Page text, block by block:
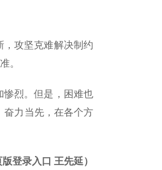
攻坚克难解决制约
。
烈。但是，困难也
奋力当先，在各个方
登录入口 王先延）